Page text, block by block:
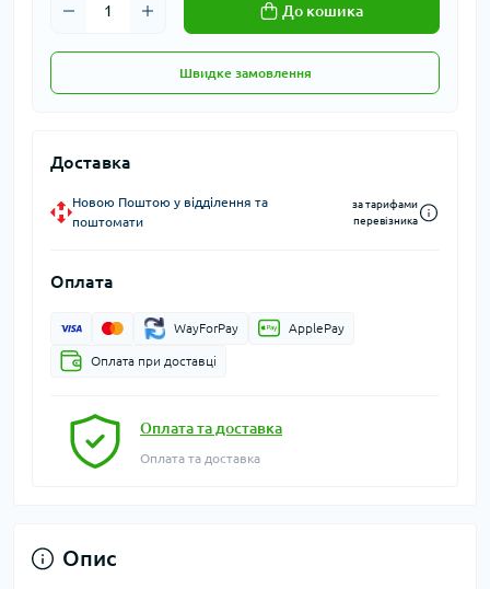
До кошика
Швидке замовлення
Доставка
Новою Поштою у відділення та
поштомати
за тарифами
перевізника
Оплата
WayForPay ApplePay
Оплата при доставці
Оплата та доставка
Оплата та доставка
Опис